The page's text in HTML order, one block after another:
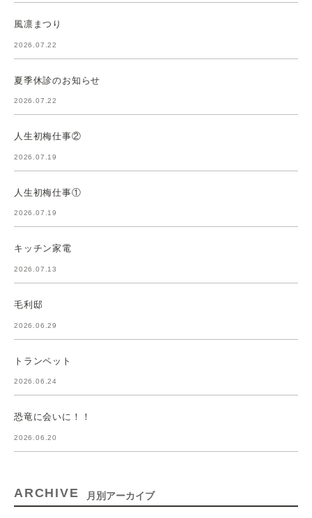
風凛まつり
2026.07.22
夏季休診のお知らせ
2026.07.22
人生初梅仕事②
2026.07.19
人生初梅仕事①
2026.07.19
キッチン家電
2026.07.13
毛利邸
2026.06.29
トランペット
2026.06.24
恐竜に会いに！！
2026.06.20
ARCHIVE 月別アーカイブ